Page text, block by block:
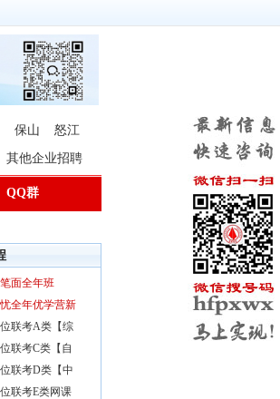
保山 怒江
其他企业招聘
QQ群
面全年班
全年优学营新
联考A类【综
联考C类【自
联考D类【中
联考E类网课